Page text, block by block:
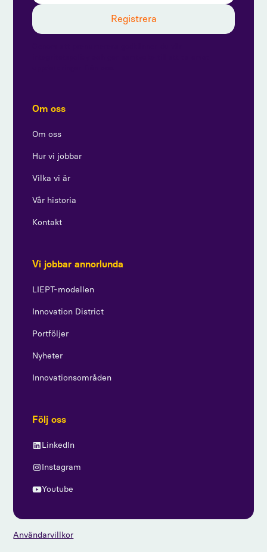
Om oss
Om oss
Hur vi jobbar
Vilka vi är
Vår historia
Kontakt
Vi jobbar annorlunda
LIEPT-modellen
Innovation District
Portföljer
Nyheter
Innovationsområden
Följ oss
LinkedIn
Instagram
Youtube
Användarvillkor